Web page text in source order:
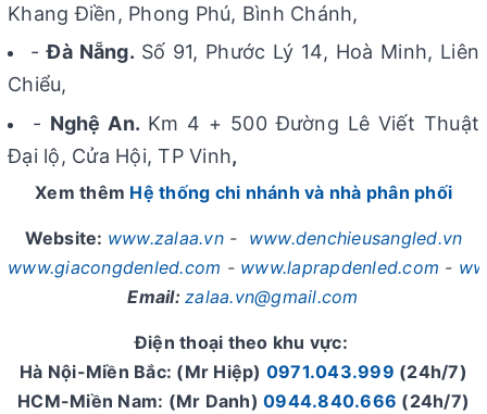
Khang Điền, Phong Phú, Bình Chánh,
-Đà Nẵng. Số 91, Phước Lý 14, Hoà Minh, Liên
Chiểu,
- Nghệ An. Km 4 + 500 Đường Lê Viết Thuật
Đại lộ, Cửa Hội, TP Vinh,
Xem thêm Hệ thống chi nhánh và nhà phân phối
Website: www.zalaa.vn- www.denchieusangled.vn
www.giacongdenled.com - www.laprapdenled.com -
Email:zalaa.vn@gmail.com
Điện thoại theo khu vực:
Hà Nội-Miền Bắc: (Mr Hiệp) 0971.043.999 (24h/7)
HCM-Miền Nam: (Mr Danh) 0944.840.666 (24h/7)